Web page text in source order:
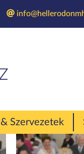
Szervezetek